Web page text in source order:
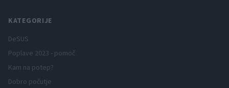
KATEGORIJE
DeSUS
Poplave 2023 - pomoč
Kam na potep?
Dobro počutje